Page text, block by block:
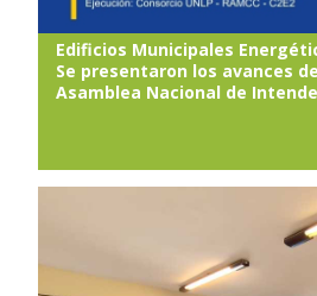
Edificios Municipales
Se presentaron los avances
Asamblea Nacional de